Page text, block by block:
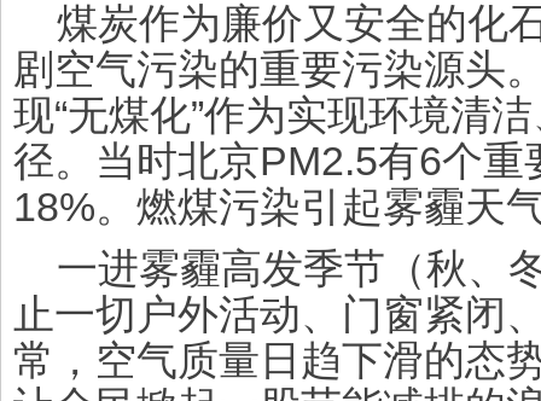
煤炭作为廉价又安全的化
剧空气污染的重要污染源头
现“无煤化”作为实现环境清
径。当时北京PM2.5有6个重
18%。燃煤污染引起雾霾天
一进雾霾高发季节（秋、
止一切户外活动、门窗紧闭
常，空气质量日趋下滑的态